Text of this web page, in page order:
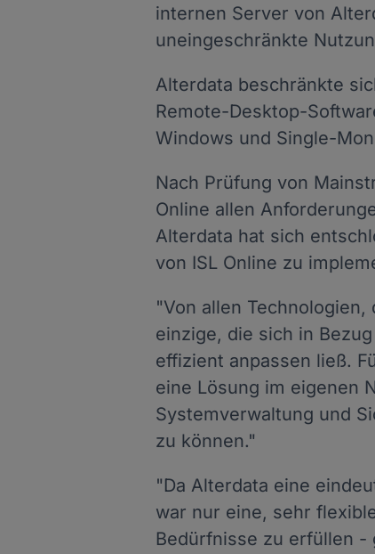
internen Server von
uneingeschränkte
Alterdata beschränkte
Remote-Desktop-
Windows und Single-
Nach Prüfung von
Online allen
Alterdata hat sich
von ISL Online zu
"Von allen
einzige, die sich in
effizient anpassen ließ.
eine Lösung im eigenen
Systemverwaltung und
zu können."
"Da Alterdata eine
war nur eine, sehr
Bedürfnisse zu erfüllen -